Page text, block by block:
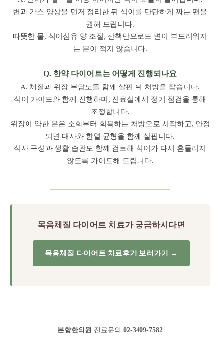
변과 가스 양상을 먼저 정리한 뒤 식이를 단단하게 짜는 편을
권해 드립니다.
따뜻한 물, 식이섬유 양 조절, 산책만으로도 변이 부드러워지
는 분이 적지 않습니다.
Q. 한약 다이어트는 어떻게 진행되나요
A. 체질과 위장 부담도를 함께 살핀 뒤 처방을 잡습니다.
식이 가이드와 함께 진행하며, 진료실에서 정기 점검을 통해
조정합니다.
위장이 약한 분은 소화부터 회복하는 처방으로 시작하고, 안정
되면 대사와 한열 균형을 함께 살핍니다.
식사 구성과 생활 습관도 함께 검토해 식이가 다시 흔들리지
않도록 가이드해 드립니다.
목음체질 다이어트 치료가 궁금하시다면
목음체질 다이어트 치료후기 보러가기 →
본향한의원 진료문의 02-3409-7582